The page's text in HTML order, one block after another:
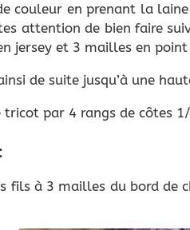
couleur en prenant la
attention de bien faire
jersey et 3 mailles en
de suite jusqu’à une
tricot par 4 rangs de côtes
fils à 3 mailles du bord de